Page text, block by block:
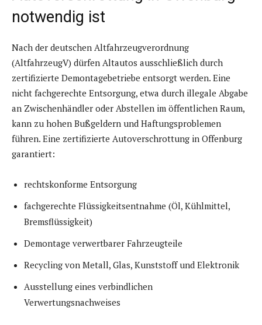
notwendig ist
Nach der deutschen Altfahrzeugverordnung
(AltfahrzeugV) dürfen Altautos ausschließlich durch
zertifizierte Demontagebetriebe entsorgt werden. Eine
nicht fachgerechte Entsorgung, etwa durch illegale Abgabe
an Zwischenhändler oder Abstellen im öffentlichen Raum,
kann zu hohen Bußgeldern und Haftungsproblemen
führen. Eine zertifizierte Autoverschrottung in Offenburg
garantiert:
rechtskonforme Entsorgung
fachgerechte Flüssigkeitsentnahme (Öl, Kühlmittel,
Bremsflüssigkeit)
Demontage verwertbarer Fahrzeugteile
Recycling von Metall, Glas, Kunststoff und Elektronik
Ausstellung eines verbindlichen
Verwertungsnachweises